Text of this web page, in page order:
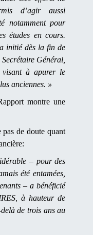
d’agir aussi
notamment pour
études en cours.
initié dès la fin de
Général,
visant à apurer le
anciennes. »
montre une
de doute quant
– pour des
été entamées,
– a bénéficié
à hauteur de
de trois ans au